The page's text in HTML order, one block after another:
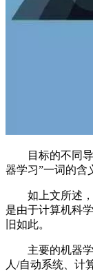
目标的不同导
器学习”一词的含
如上文所述，
是由于计算机科
旧如此。
主要的机器学
人/自动系统、计